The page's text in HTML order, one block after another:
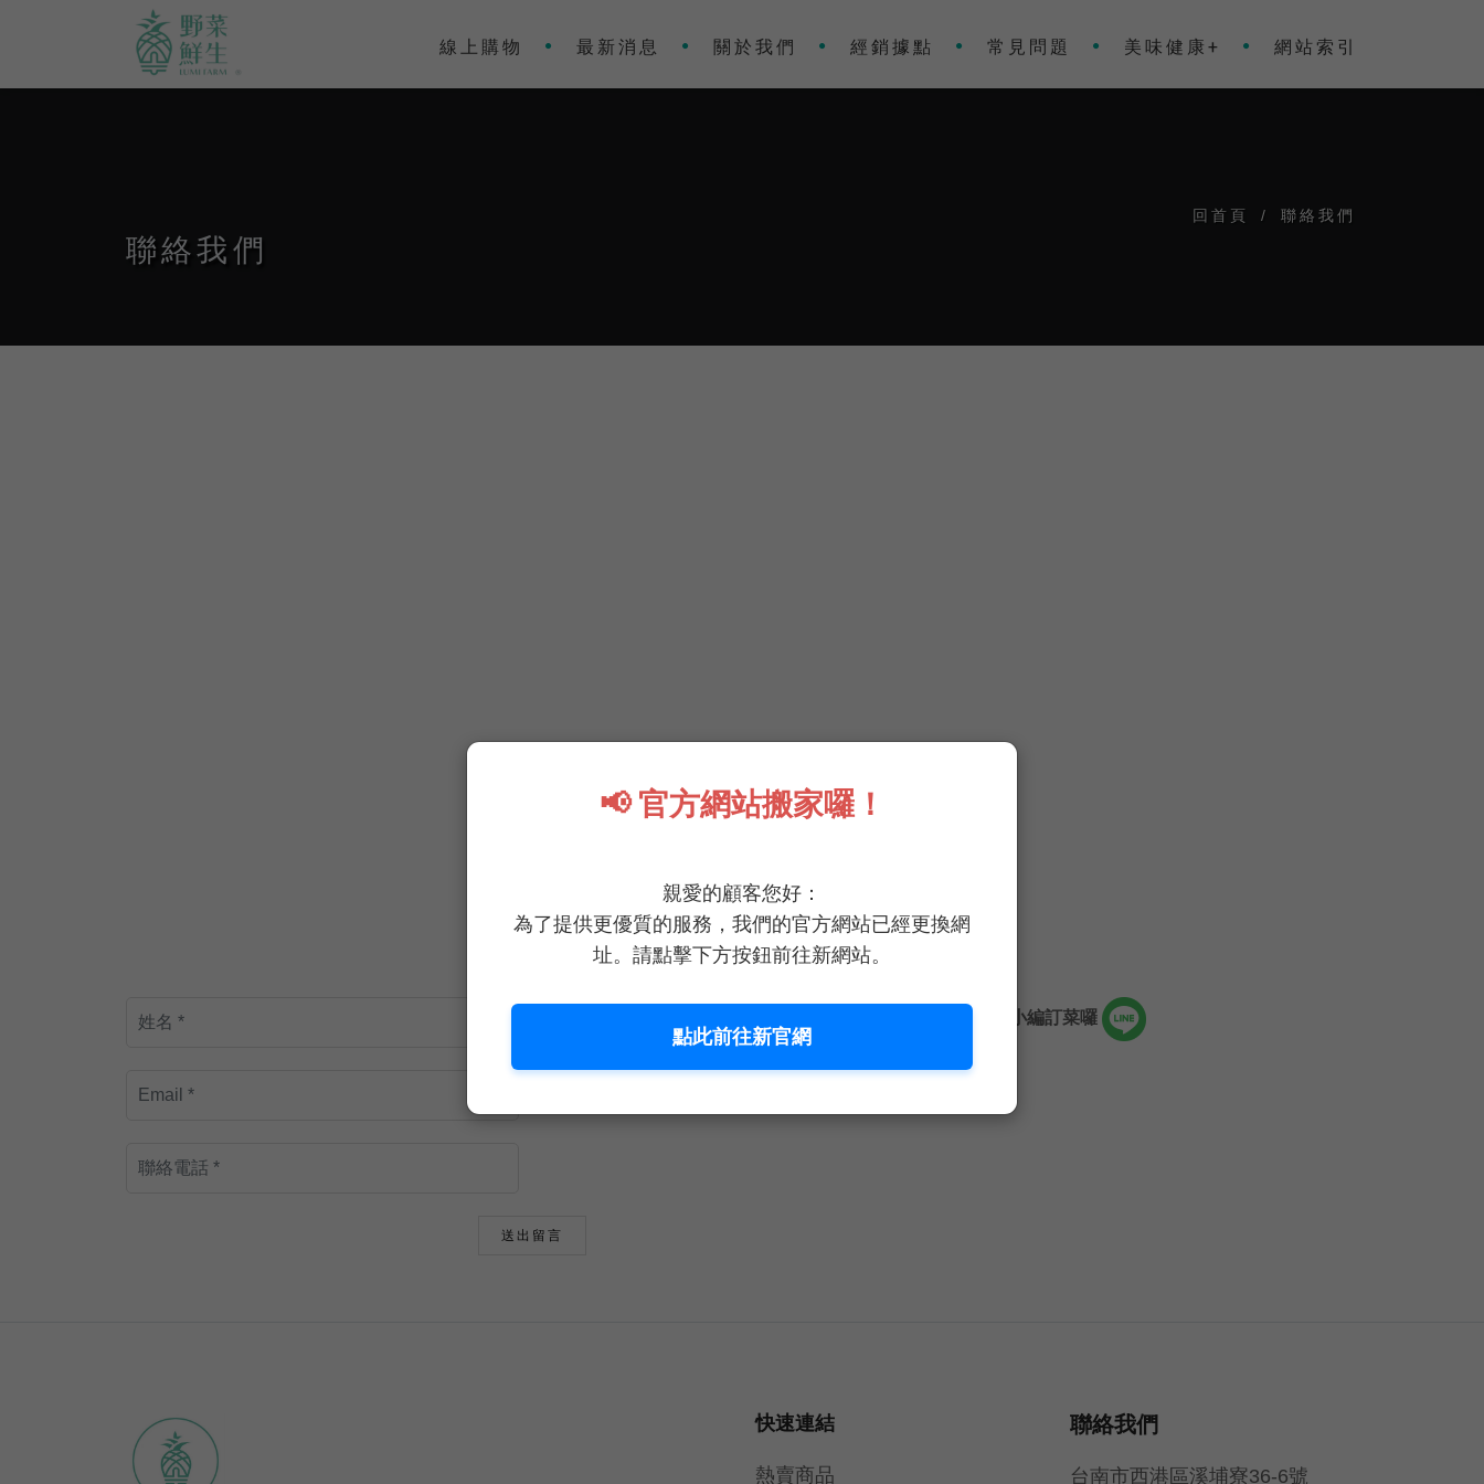
📢 官方網站搬家囉！
親愛的顧客您好：
為了提供更優質的服務，我們的官方網站已經更換網
址。請點擊下方按鈕前往新網站。
點此前往新官網
線上購物 最新消息 關於我們 經銷據點 常見問題 美味健康+ 網站索引
聯絡我們
回首頁 / 聯絡我們
聯絡小編訂菜囉
快速連結
熱賣商品
聯絡我們
台南市西港區溪埔寮36-6號